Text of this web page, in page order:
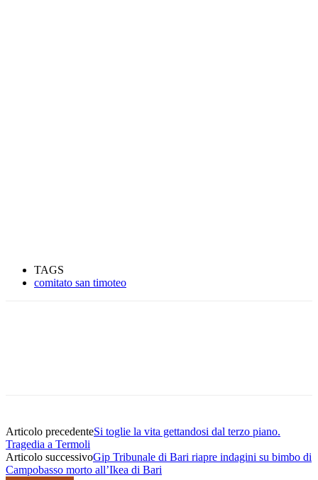
TAGS
comitato san timoteo
Articolo precedenteSi toglie la vita gettandosi dal terzo piano.
Tragedia a Termoli
Articolo successivoGip Tribunale di Bari riapre indagini su bimbo di
Campobasso morto all’Ikea di Bari